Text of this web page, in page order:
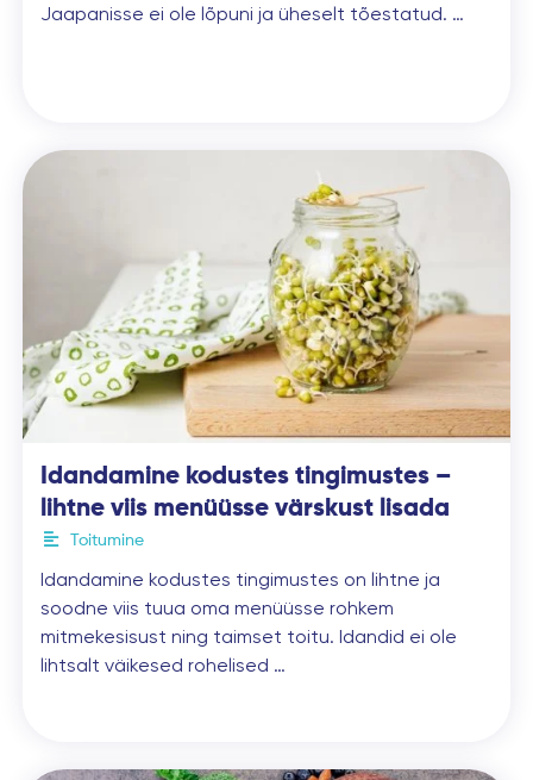
Jaapanisse ei ole lõpuni ja üheselt tõestatud. …
Idandamine kodustes tingimustes –
lihtne viis menüüsse värskust lisada
Toitumine
Idandamine kodustes tingimustes on lihtne ja
soodne viis tuua oma menüüsse rohkem
mitmekesisust ning taimset toitu. Idandid ei ole
lihtsalt väikesed rohelised …